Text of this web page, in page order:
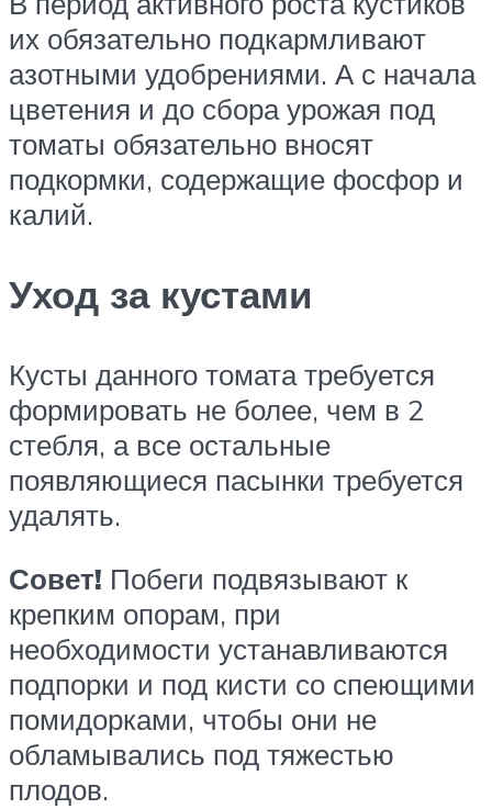
их обязательно подкармливают
азотными удобрениями. А с начала
цветения и до сбора урожая под
томаты обязательно вносят
подкормки, содержащие фосфор и
калий.
Уход за кустами
Кусты данного томата требуется
формировать не более, чем в 2
стебля, а все остальные
появляющиеся пасынки требуется
удалять.
Совет! Побеги подвязывают к
крепким опорам, при
необходимости устанавливаются
подпорки и под кисти со спеющими
помидорками, чтобы они не
обламывались под тяжестью
плодов.